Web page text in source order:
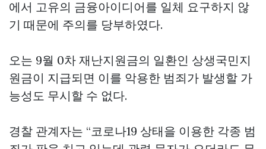
에서 고유의 금융아이디어를 일체 요구하지 않
기 때문에 주의를 당부하였다.
오는 9월 0차 재난지원금의 일환인 상생국민지
원금이 지급되면 이를 악용한 범죄가 발생할 가
능성도 무시할 수 없다.
경찰 관계자는 “코로나19 상태을 이용한 각종 범